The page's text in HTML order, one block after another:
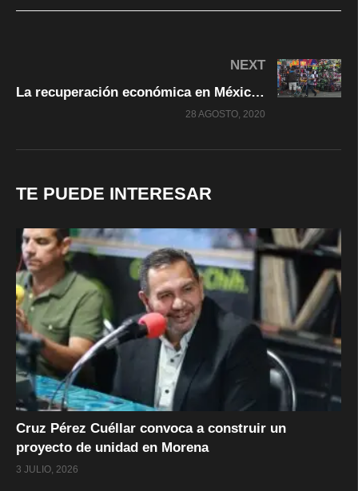
NEXT
La recuperación económica en México tardará seis años, advierte Banxico
28 AGOSTO, 2020
TE PUEDE INTERESAR
Cruz Pérez Cuéllar convoca a construir un
proyecto de unidad en Morena
3 JULIO, 2026